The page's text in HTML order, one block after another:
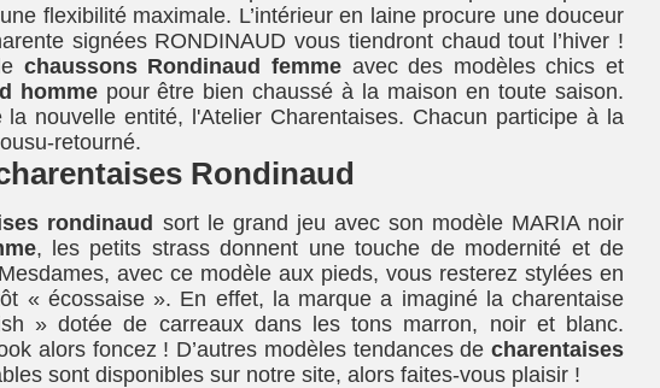
flexibilité maximale. L’intérieur en laine procure une douceur
signées RONDINAUD vous tiendront chaud tout l’hiver !
chaussons Rondinaud femmeavec des modèles chics et
hommepour être bien chaussé à la maison en toute saison.
nouvelle entité, l'Atelier Charentaises. Chacun participe à la
retourné.
Rondinaud
rondinaud sort le grand jeu avec son modèle MARIA noir
, les petits strass donnent une touche de modernité et de
avec ce modèle aux pieds, vous resterez stylées en
« écossaise ». En effet, la marque a imaginé la charentaise
» dotée de carreaux dans les tons marron, noir et blanc.
alors foncez ! D’autres modèles tendances de charentaises
sont disponibles sur notre site, alors faites-vous plaisir !